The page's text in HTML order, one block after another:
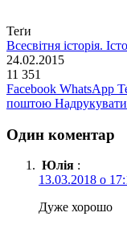
Теґи
Всесвітня історія.
24.02.2015
11 351
Facebook WhatsApp
поштою Надрукувати
Один коментар
Юлія :
13.03.2018 о
Дуже хорошо